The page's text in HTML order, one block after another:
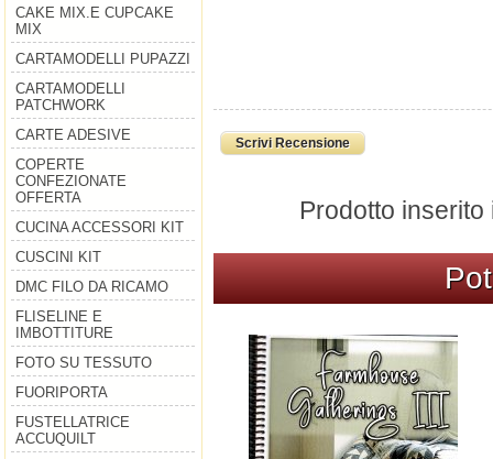
CAKE MIX.E CUPCAKE
MIX
CARTAMODELLI PUPAZZI
CARTAMODELLI
PATCHWORK
CARTE ADESIVE
COPERTE
CONFEZIONATE
OFFERTA
CUCINA ACCESSORI KIT
CUSCINI KIT
DMC FILO DA RICAMO
FLISELINE E
IMBOTTITURE
FOTO SU TESSUTO
FUORIPORTA
FUSTELLATRICE
ACCUQUILT
Scrivi Recensione
Prodotto